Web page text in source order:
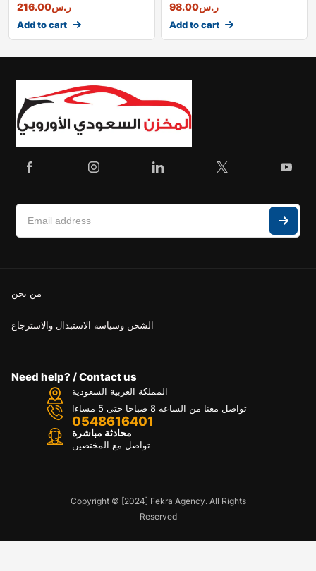
ر.س216.00
Add to cart
ر.س98.00
Add to cart
من نحن
الشحن وسياسة الاستبدال والاسترجاع
Need help? / Contact us
المملكة العربية السعودية
تواصل معنا من الساعة 8 صباحا حتى 5 مساءا
0548616401
محادثة مباشرة
تواصل مع المختصين
Copyright © [2024] Fekra Agency. All Rights
Reserved